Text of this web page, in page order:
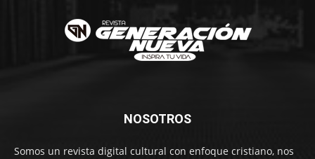
NOSOTROS
Somos un revista digital cultural con enfoque cristiano, nos